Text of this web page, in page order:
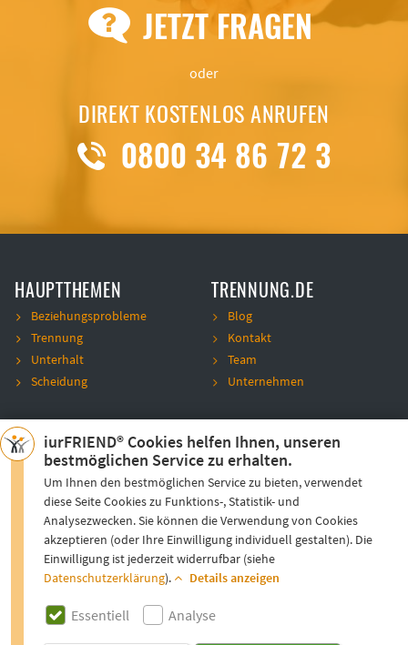
JETZT FRAGEN
oder
DIREKT KOSTENLOS ANRUFEN
0800 34 86 72 3
HAUPTTHEMEN
Beziehungsprobleme
Trennung
Unterhalt
Scheidung
TRENNUNG.DE
Blog
Kontakt
Team
Unternehmen
SICHERHEIT
AGB
Datenschutz
Impressum
Sitemap
VERTRAUEN
Kundenmeinungen
*) Alle juristischen Tätigkeiten erfolgen durch handverlesene Anwälte
iurFRIEND® Cookies helfen Ihnen, unseren
bestmöglichen Service zu erhalten.
Um Ihnen den bestmöglichen Service zu bieten, verwendet
diese Seite Cookies zu Funktions-, Statistik- und
Analysezwecken. Sie können die Verwendung von Cookies
akzeptieren (oder Ihre Einwilligung individuell gestalten). Die
Einwilligung ist jederzeit widerrufbar (siehe
Datenschutzerklärung). Details anzeigen
ESSENTIELL
Essentiell Analyse